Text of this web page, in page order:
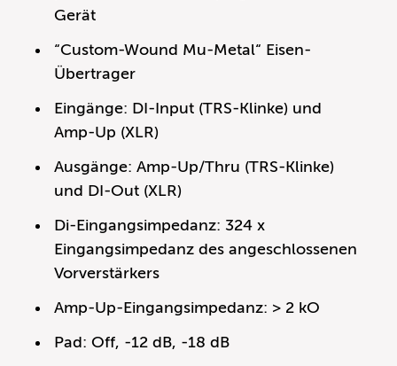
Gerät
“Custom-Wound Mu-Metal“ Eisen-
Übertrager
Eingänge: DI-Input (TRS-Klinke) und
Amp-Up (XLR)
Ausgänge: Amp-Up/Thru (TRS-Klinke)
und DI-Out (XLR)
Di-Eingangsimpedanz: 324 x
Eingangsimpedanz des angeschlossenen
Vorverstärkers
Amp-Up-Eingangsimpedanz: > 2 kO
Pad: Off, -12 dB, -18 dB